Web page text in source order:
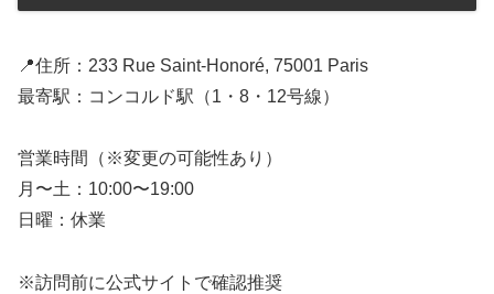
📍住所：233 Rue Saint-Honoré, 75001 Paris
最寄駅：コンコルド駅（1・8・12号線）
営業時間（※変更の可能性あり）
月〜土：10:00〜19:00
日曜：休業
※訪問前に公式サイトで確認推奨